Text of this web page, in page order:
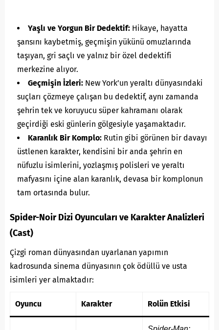
Yaşlı ve Yorgun Bir Dedektif: Hikaye, hayatta
şansını kaybetmiş, geçmişin yükünü omuzlarında
taşıyan, gri saçlı ve yalnız bir özel dedektifi
merkezine alıyor.
Geçmişin İzleri: New York’un yeraltı dünyasındaki
suçları çözmeye çalışan bu dedektif, aynı zamanda
şehrin tek ve koruyucu süper kahramanı olarak
geçirdiği eski günlerin gölgesiyle yaşamaktadır.
Karanlık Bir Komplo: Rutin gibi görünen bir davayı
üstlenen karakter, kendisini bir anda şehrin en
nüfuzlu isimlerini, yozlaşmış polisleri ve yeraltı
mafyasını içine alan karanlık, devasa bir komplonun
tam ortasında bulur.
Spider-Noir Dizi Oyuncuları ve Karakter Analizleri
(Cast)
Çizgi roman dünyasından uyarlanan yapımın
kadrosunda sinema dünyasının çok ödüllü ve usta
isimleri yer almaktadır:
Oyuncu Karakter Rolün Etkisi